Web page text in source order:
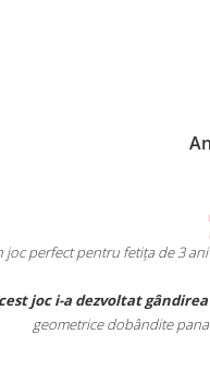
joc perfect pentru fetița de 3
joc i-a dezvoltat
geometrice dobândite